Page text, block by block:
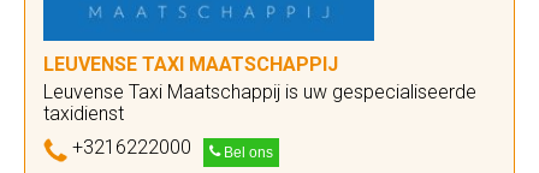
LEUVENSE TAXI MAATSCHAPPIJ
Leuvense Taxi Maatschappij is uw gespecialiseerde
taxidienst
+3216222000
Bel ons